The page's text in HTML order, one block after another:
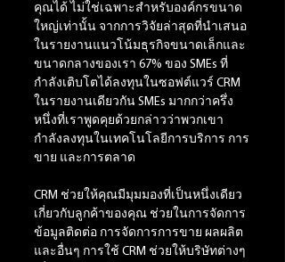
คุณได้ ไม่ใช่เฉพาะสำหรับองค์กรขนาด
ใหญ่เท่านั้น จากการวิจัยล่าสุดที่นำเสนอ
ในรายงานแนวโน้มธุรกิจขนาดเล็กและ
ขนาดกลางของเรา 67% ของ SMEs ที่
กำลังเติบโตได้ลงทุนในซอฟต์แวร์ CRM
ในรายงานเดียวกัน SMEs มากกว่าครึ่ง
หนึ่งที่เราพูดคุยด้วยกล่าวว่าพวกเขา
กำลังลงทุนในเทคโนโลยีการบริการ การ
ขาย และการตลาด
CRM ช่วยให้คุณมีมุมมองที่เป็นหนึ่งเดียว
เกี่ยวกับลูกค้าของคุณ ช่วยในการจัดการ
ข้อมูลติดต่อ การจัดการการขาย ผลผลิต
และอื่นๆ การใช้ CRM ช่วยให้บริษัทต่างๆ